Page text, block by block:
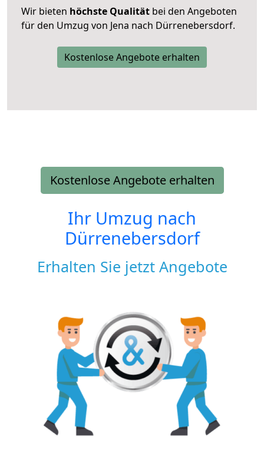
Wir bieten höchste Qualität bei den Angeboten
für den Umzug von Jena nach Dürrenebersdorf.
Kostenlose Angebote erhalten
Kostenlose Angebote erhalten
Ihr Umzug nach
Dürrenebersdorf
Erhalten Sie jetzt Angebote